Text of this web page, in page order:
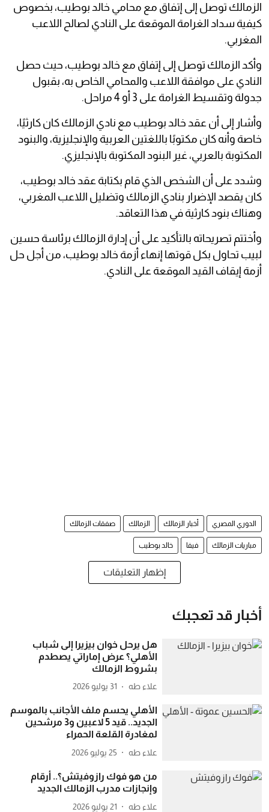
الزمالك توصل إلى إتفاق مع محامي خالد بوطيب، بخصوص
كيفية سداد الغرامة الموقعة على النادي لصالح اللاعب
المغربي.
وأكد الزمالك توصل إلى إتفاق مع خالد بوطيب، حيث حصل
النادي على موافقة اللاعب والمحامي الخاص به، بقبول
جدولة وتقسيط الغرامة على 3 أو 4 مراحل.
وأشار إلى أن عقد خالد بوطيب مع نادي الزمالك كان كارثيًا،
خاصة وأنه كان مكتوبًا باللغتين العربية والإنجليزية، والبنود
المكتوبة بالعربي، غير البنود المكتوبة بالإنجليزي.
وشدد على أن الشخص الذي قام بكتابة عقد خالد بوطيب،
كان يقصد الإضرار بنادي الزمالك وتضليل اللاعب المغربي،
وهناك بنود كارثية في هذا التعاقد.
وأختتم تصريحاته بالتأكيد على أن إدارة الزمالك برئاسة حسين
لبيب تحاول بكل قوتها إنهاء أزمة خالد بوطيب، من أجل حل
أزمة إيقاف القيد الموقعة على النادي.
الدوري المصري أخبار الزمالك الزمالك صفقات الزمالك
مباريات الزمالك فيفا خالد بوطيب
إظهار التعليقات
أخبار قد تعجبك
هل يرحل خوان بيزيرا إلى شباب
الأهلي؟ عرض إماراتي يصطدم
بشروط الزمالك
علاء طه 31 يوليو 2026
الأهلي يحسم ملف الأجانب بالموسم
الجديد.. قيد 5 لاعبين و3 مرشحين
لمغادرة القلعة الحمراء
علاء طه 25 يوليو 2026
من هو فوك رازوفيتش؟.. أرقام
وإنجازات مدرب الزمالك الجديد
علاء طه 21 يوليو 2026